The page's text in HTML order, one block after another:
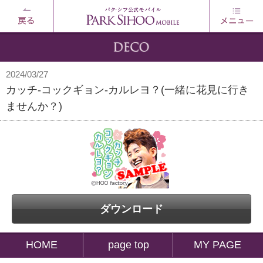
2024/03/27
カッチ-コックギョン-カルレヨ？(一緒に花見に行き
ませんか？)
ダウンロード
HOME page top MY PAGE